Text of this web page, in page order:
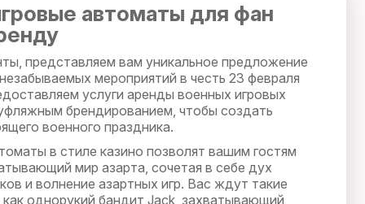
автоматы для фан
представляем вам уникальное предложение
мероприятий в честь 23 февраля
услуги аренды военных игровых
брендированием, чтобы создать
военного праздника.
в стиле казино позволят вашим гостям
мир азарта, сочетая в себе дух
и волнение азартных игр. Вас ждут такие
как однорукий бандит Jack, захватывающий